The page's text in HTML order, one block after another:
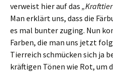
verweist hier auf das
Man erklärt uns, dass die
es mal bunter zuging. Nun
Farben, die man uns jetzt
Tierreich schmücken sich ja
kräftigen Tönen wie Rot, um